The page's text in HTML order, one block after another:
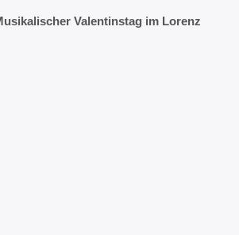
Valentinstag im Lorenz